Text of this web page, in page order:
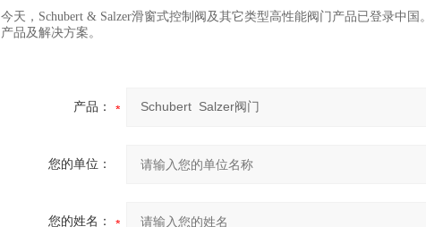
今天，Schubert & Salzer滑窗式控制阀及其它类型高性能阀门产品已登录中
产品及解决方案。
产品：
您的单位：
您的姓名：